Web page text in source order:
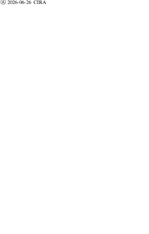
Ⓐ 2026-06-26 CIRA